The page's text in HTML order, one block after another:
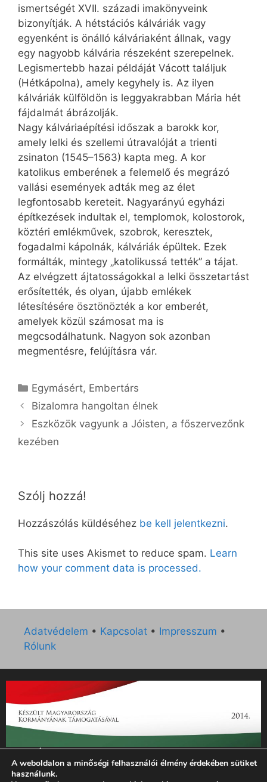
ismertségét XVII. századi imakönyveink
bizonyítják. A hétstációs kálváriák vagy
egyenként is önálló kálváriaként állnak, vagy
egy nagyobb kálvária részeként szerepelnek.
Legismertebb hazai példáját Vácott találjuk
(Hétkápolna), amely kegyhely is. Az ilyen
kálváriák külföldön is leg­gyak­rabban Mária hét
fájdalmát ábrázolják.
Nagy kálváriaépítési időszak a barokk kor,
amely lelki és szellemi útravalóját a trienti
zsinaton (1545–1563) kapta meg. A kor
katolikus emberének a felemelő és megrázó
vallási események adták meg az élet
legfontosabb kereteit. Nagyarányú egyházi
építkezések indultak el, templomok, kolostorok,
köztéri emlékművek, szobrok, keresztek,
fogadalmi kápolnák, kálváriák épültek. Ezek
formálták, mint­egy „katolikussá tették” a tájat.
Az elvégzett ájtatosságokkal a lelki összetartást
erősítették, és olyan, újabb emlékek
létesítésére ösztönözték a kor emberét,
amelyek közül számosat ma is
megcsodálhatunk. Nagyon sok azonban
megmentésre, felújításra vár.
Kategória
Egymásért, Embertárs
Bizalomra hangoltan élnek
Eszközök vagyunk a Jóisten, a főszervezőnk
kezében
Szólj hozzá!
Hozzászólás küldéséhez be kell jelentkezni.
This site uses Akismet to reduce spam. Learn
how your comment data is processed.
Adatvédelem • Kapcsolat • Impresszum •
Rólunk
„Az Új Ember katolikus hetilap 2014. évi működésének
támogatását az EGYH-KCP-14-P-0121 sz. támogatási
szerződés keretében 3 000 000 Ft összegben támogatta az
A weboldalon a minőségi felhasználói élmény érdekében sütiket
használunk.